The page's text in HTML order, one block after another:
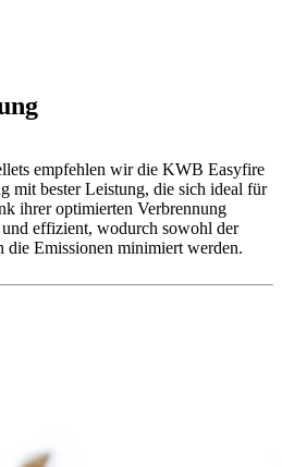
empfehlen wir die KWB Easyfire
mit bester Leistung, die sich ideal für
ihrer optimierten Verbrennung
und effizient, wodurch sowohl der
die Emissionen minimiert werden.